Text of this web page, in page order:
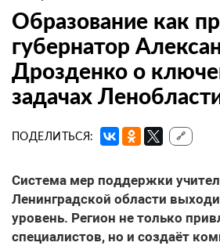
Образование как
губернатор
Дрозденко о
задачах
ПОДЕЛИТЬСЯ: 🔗
Система мер поддержки
Ленинградской области
уровень. Регион не только
специалистов, но и создаёт